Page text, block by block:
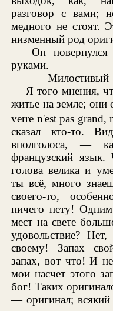
разговор с вами;
медного не стоят.
низменный род
Он
руками.
— Милостивый
— Я того мнения,
житье на земле;
verre n'est pas grand,
сказал кто-то.
вполголоса, —
французский
голова велика и
ты всё, много
своего-то,
ничего нету!
мест на свете
удовольствие?
своему! Запах
запах, вот что! И
мои насчет этого
бог! Таких
— оригинал; всякий